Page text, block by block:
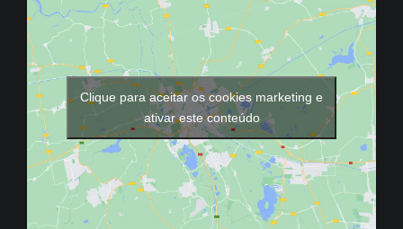
Clique para aceitar os cookies marketing e
ativar este conteúdo